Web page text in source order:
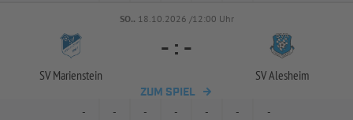
SO.. 18.10.2026 /12:00 Uhr
SV Marienstein
- : -
SV Alesheim
ZUM SPIEL
- - - - - - -